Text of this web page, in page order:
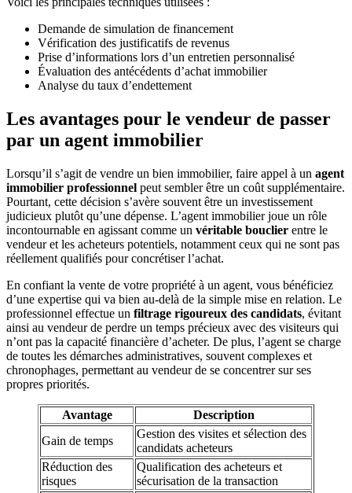
Demande de simulation de financement
Vérification des justificatifs de revenus
Prise d’informations lors d’un entretien personnalisé
Évaluation des antécédents d’achat immobilier
Analyse du taux d’endettement
Les avantages pour le vendeur de passer
par un agent immobilier
Lorsqu’il s’agit de vendre un bien immobilier, faire appel à un agent
immobilier professionnel peut sembler être un coût supplémentaire.
Pourtant, cette décision s’avère souvent être un investissement
judicieux plutôt qu’une dépense. L’agent immobilier joue un rôle
incontournable en agissant comme un véritable bouclier entre le
vendeur et les acheteurs potentiels, notamment ceux qui ne sont pas
réellement qualifiés pour concrétiser l’achat.
En confiant la vente de votre propriété à un agent, vous bénéficiez
d’une expertise qui va bien au-delà de la simple mise en relation. Le
professionnel effectue un filtrage rigoureux des candidats, évitant
ainsi au vendeur de perdre un temps précieux avec des visiteurs qui
n’ont pas la capacité financière d’acheter. De plus, l’agent se charge
de toutes les démarches administratives, souvent complexes et
chronophages, permettant au vendeur de se concentrer sur ses
propres priorités.
Avantage
Description
Gain de temps
Gestion des visites et sélection des
candidats acheteurs
Réduction des
risques
Qualification des acheteurs et
sécurisation de la transaction